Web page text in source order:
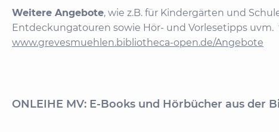
Weitere Angebote, wie z.B. für Kindergärten und
Entdeckungatouren sowie Hör- und Vorlesetipps
www.grevesmuehlen.bibliotheca-open.de/Angebote
ONLEIHE MV: E-Books und Hörbücher aus der